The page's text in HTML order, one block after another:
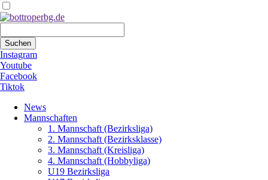
Suchen
Instagram
Youtube
Facebook
Tiktok
überspringen
News
Mannschaften
1. Mannschaft (Bezirksliga)
2. Mannschaft (Bezirksklasse)
3. Mannschaft (Kreisliga)
4. Mannschaft (Hobbyliga)
U19 Bezirksliga